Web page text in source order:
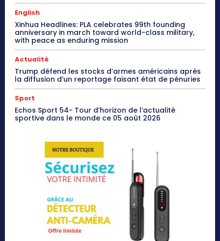
English
Xinhua Headlines: PLA celebrates 99th founding
anniversary in march toward world-class military,
with peace as enduring mission
Actualité
Trump défend les stocks d’armes américains après
la diffusion d’un reportage faisant état de pénuries
Sport
Echos Sport 54- Tour d’horizon de l’actualité
sportive dans le monde ce 05 août 2026